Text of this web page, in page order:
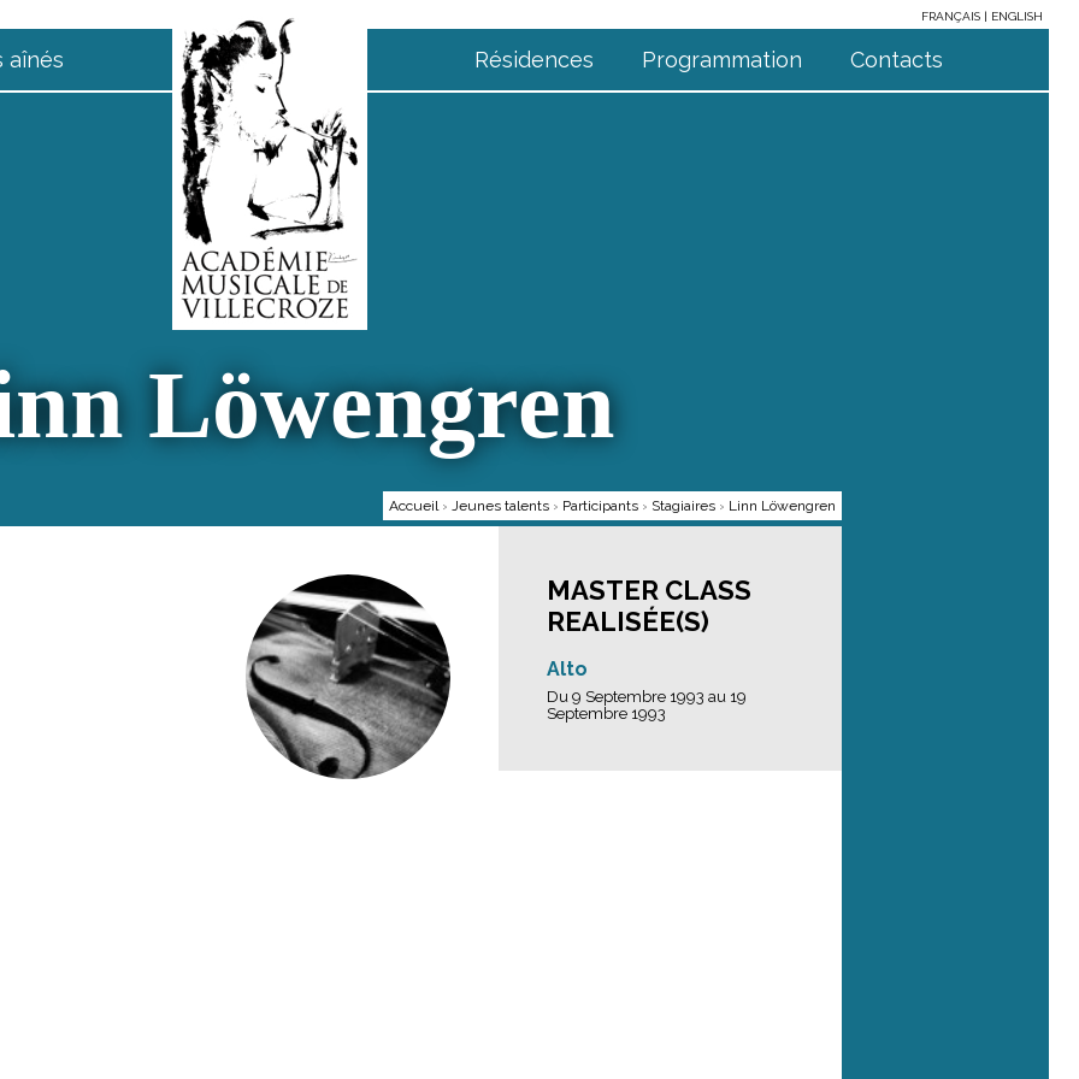
FRANÇAIS
ENGLISH
aînés Résidences Programmation Contacts
Löwengren
Accueil › Jeunes talents › Participants › Stagiaires › Linn Löwengren
MASTER CLASS
REALISÉE(S)
Alto
Du 9 Septembre 1993 au 19
Septembre 1993